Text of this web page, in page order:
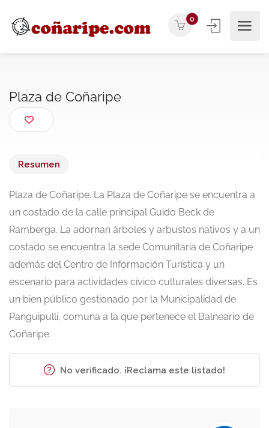
0
Plaza de Coñaripe
Resumen
Plaza de Coñaripe. La Plaza de Coñaripe se encuentra a
un costado de la calle principal Guido Beck de
Ramberga. La adornan árboles y arbustos nativos y a un
costado se encuentra la sede Comunitaria de Coñaripe
además del Centro de Información Turística y un
escenario para actividades cívico culturales diversas. Es
un bien público gestionado por la Municipalidad de
Panguipulli, comuna a la que pertenece el Balneario de
Coñaripe
No verificado. ¡Reclama este listado!